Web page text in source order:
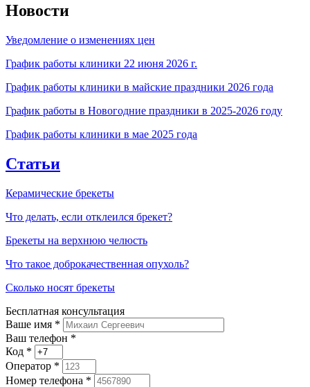
Новости
Уведомление о изменениях цен
График работы клиники 22 июня 2026 г.
График работы клиники в майские праздники 2026 года
График работы в Новогодние праздники в 2025-2026 году
График работы клиники в мае 2025 года
Статьи
Керамические брекеты
Что делать, если отклеился брекет?
Брекеты на верхнюю челюсть
Что такое доброкачественная опухоль?
Сколько носят брекеты
Бесплатная консультация
Ваше имя *
Ваш телефон *
Код *
Оператор *
Номер телефона *